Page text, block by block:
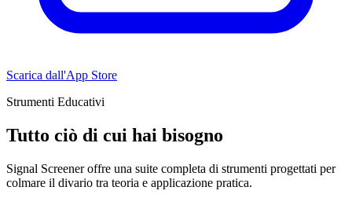
Scarica dall'App Store
Strumenti Educativi
Tutto ciò di cui hai bisogno
Signal Screener offre una suite completa di strumenti progettati per
colmare il divario tra teoria e applicazione pratica.